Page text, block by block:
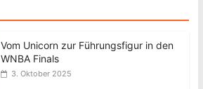
Vom Unicorn zur Führungsfigur in den
WNBA Finals
3. Oktober 2025